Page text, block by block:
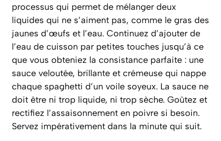
processus qui permet de mélanger deux
liquides qui ne s’aiment pas, comme le gras des
jaunes d’œufs et l’eau. Continuez d’ajouter de
l’eau de cuisson par petites touches jusqu’à ce
que vous obteniez la consistance parfaite : une
sauce veloutée, brillante et crémeuse qui nappe
chaque spaghetti d’un voile soyeux. La sauce ne
doit être ni trop liquide, ni trop sèche. Goûtez et
rectifiez l’assaisonnement en poivre si besoin.
Servez impérativement dans la minute qui suit.